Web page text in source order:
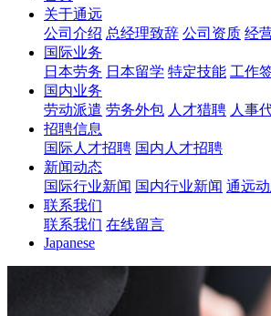
关于通远
公司介绍 总经理致辞 公司资质 经
国际业务
日本劳务 日本留学 特定技能 工作
国内业务
劳动派遣 劳务外包 人才猎聘 人事
招聘信息
国际人才招聘 国内人才招聘
新闻动态
国际行业新闻 国内行业新闻 通远
联系我们
联系我们 在线留言
Japanese